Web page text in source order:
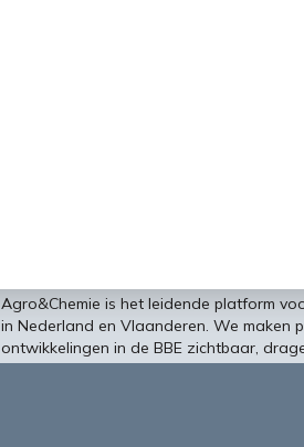
Agro&Chemie is het leidende platform
in Nederland en Vlaanderen. We maken
ontwikkelingen in de BBE zichtbaar,
verbinding tussen ondernemers,